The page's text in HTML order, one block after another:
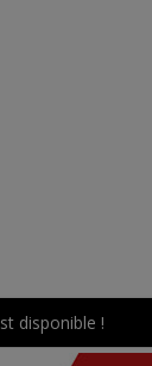
disponible !